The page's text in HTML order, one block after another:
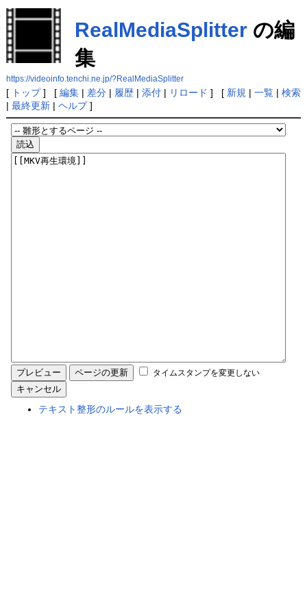
RealMediaSplitterの編
集
https://videoinfo.tenchi.ne.jp/?RealMediaSplitter
[ トップ] [ 編集| 差分| 履歴| 添付| リロード ] [ 新規 | 一覧| 検索
| 最終更新| ヘルプ]
タイムスタンプを変更しない
テキスト整形のルールを表示する